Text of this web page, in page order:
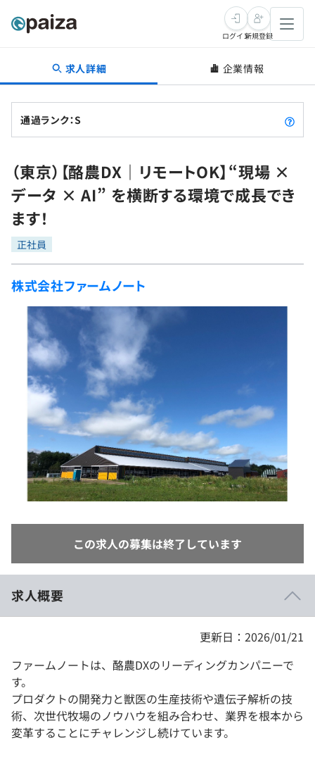
転職・キャリア
転職成功ガイド
転職エージェント
インタビュー
転職成功ガイド
新卒就活
求人検索
本選考
インターン
新卒エージェント
イベント・セミナー
インタビュー
就活成功ガイド
学習
問題集
4択課題
ナレッジ
リファレンス
個人向けプラン
法人向けプラン
学校向けプラン
プログラミング言語
評価結果一覧
再チャレンジ結果一覧
ゲーム・マンガ
Tech Team Journal
paiza times
note
paizaとは？
ログイン新規登録
求人詳細 企業情報
通過ランク：S
（東京）【酪農DX｜リモートOK】“現場 ×
データ × AI” を横断する環境で成長でき
ます！
正社員
株式会社ファームノート
この求人の募集は終了しています
求人概要
更新日：2026/01/21
ファームノートは、酪農DXのリーディングカンパニーで
す。
プロダクトの開発力と獣医の生産技術や遺伝子解析の技
術、次世代牧場のノウハウを組み合わせ、業界を根本から
変革することにチャレンジし続けています。